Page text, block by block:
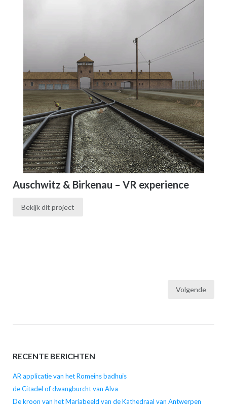
Auschwitz & Birkenau – VR experience
Bekijk dit project
Volgende
RECENTE BERICHTEN
AR applicatie van het Romeins badhuis
de Citadel of dwangburcht van Alva
De kroon van het Mariabeeld van de Kathedraal van Antwerpen